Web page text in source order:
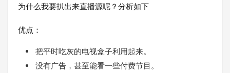
为什么我要扒出来直播源呢？分析如下
优点：
把平时吃灰的电视盒子利用起来。
没有广告，甚至能看一些付费节目。